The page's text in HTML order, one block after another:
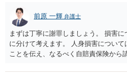
前原 一輝 弁護士
まずは丁寧に謝罪しましょう。 損害
に分けて考えます。 人身損害につい
ことを伝え、なるべく自賠責保険から
願いしてください。 物的損害につい